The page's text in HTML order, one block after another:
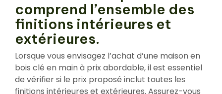
comprend l’ensemble des
finitions intérieures et
extérieures.
Lorsque vous envisagez l’achat d’une maison en
bois clé en main à prix abordable, il est essentiel
de vérifier si le prix proposé inclut toutes les
finitions intérieures et extérieures. Assurez-vous